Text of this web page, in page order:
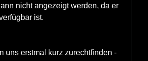
nicht angezeigt werden, da er
ist.
uns erstmal kurz zurechtfinden -